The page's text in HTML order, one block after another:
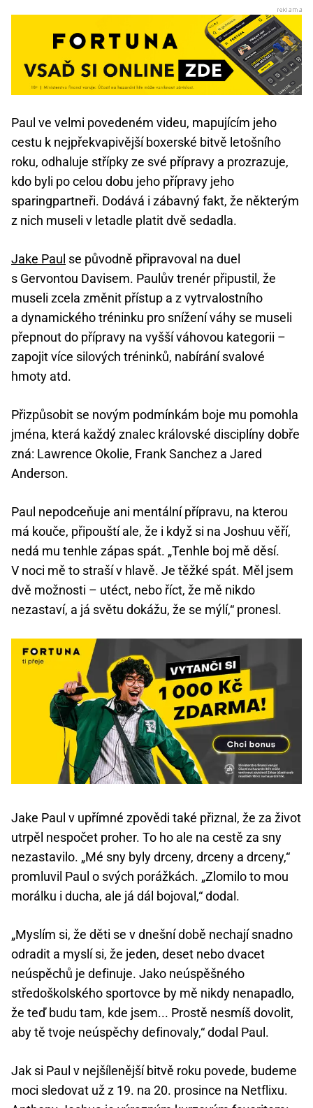
Paul ve velmi povedeném videu, mapujícím jeho
cestu k nejpřekvapivější boxerské bitvě letošního
roku, odhaluje střípky ze své přípravy a prozrazuje,
kdo byli po celou dobu jeho přípravy jeho
sparingpartneři. Dodává i zábavný fakt, že některým
z nich museli v letadle platit dvě sedadla.
Jake Paul se původně připravoval na duel
s Gervontou Davisem. Paulův trenér připustil, že
museli zcela změnit přístup a z vytrvalostního
a dynamického tréninku pro snížení váhy se museli
přepnout do přípravy na vyšší váhovou kategorii –
zapojit více silových tréninků, nabírání svalové
hmoty atd.
Přizpůsobit se novým podmínkám boje mu pomohla
jména, která každý znalec královské disciplíny dobře
zná: Lawrence Okolie, Frank Sanchez a Jared
Anderson.
Paul nepodceňuje ani mentální přípravu, na kterou
má kouče, připouští ale, že i když si na Joshuu věří,
nedá mu tenhle zápas spát. „Tenhle boj mě děsí.
V noci mě to straší v hlavě. Je těžké spát. Měl jsem
dvě možnosti – utéct, nebo říct, že mě nikdo
nezastaví, a já světu dokážu, že se mýlí,“ pronesl.
Jake Paul v upřímné zpovědi také přiznal, že za život
utrpěl nespočet proher. To ho ale na cestě za sny
nezastavilo. „Mé sny byly drceny, drceny a drceny,“
promluvil Paul o svých porážkách. „Zlomilo to mou
morálku i ducha, ale já dál bojoval,“ dodal.
„Myslím si, že děti se v dnešní době nechají snadno
odradit a myslí si, že jeden, deset nebo dvacet
neúspěchů je definuje. Jako neúspěšného
středoškolského sportovce by mě nikdy nenapadlo,
že teď budu tam, kde jsem... Prostě nesmíš dovolit,
aby tě tvoje neúspěchy definovaly,“ dodal Paul.
Jak si Paul v nejšílenější bitvě roku povede, budeme
moci sledovat už z 19. na 20. prosince na Netflixu.